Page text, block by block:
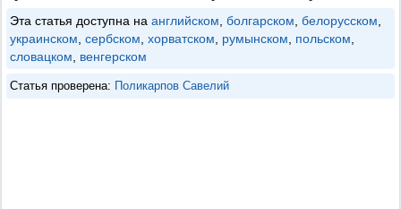
Эта статья доступна на английском болгарском белорусском
украинском сербском хорватском румынском польском
словацком
венгерском
Статья проверена: Поликарпов Савелий